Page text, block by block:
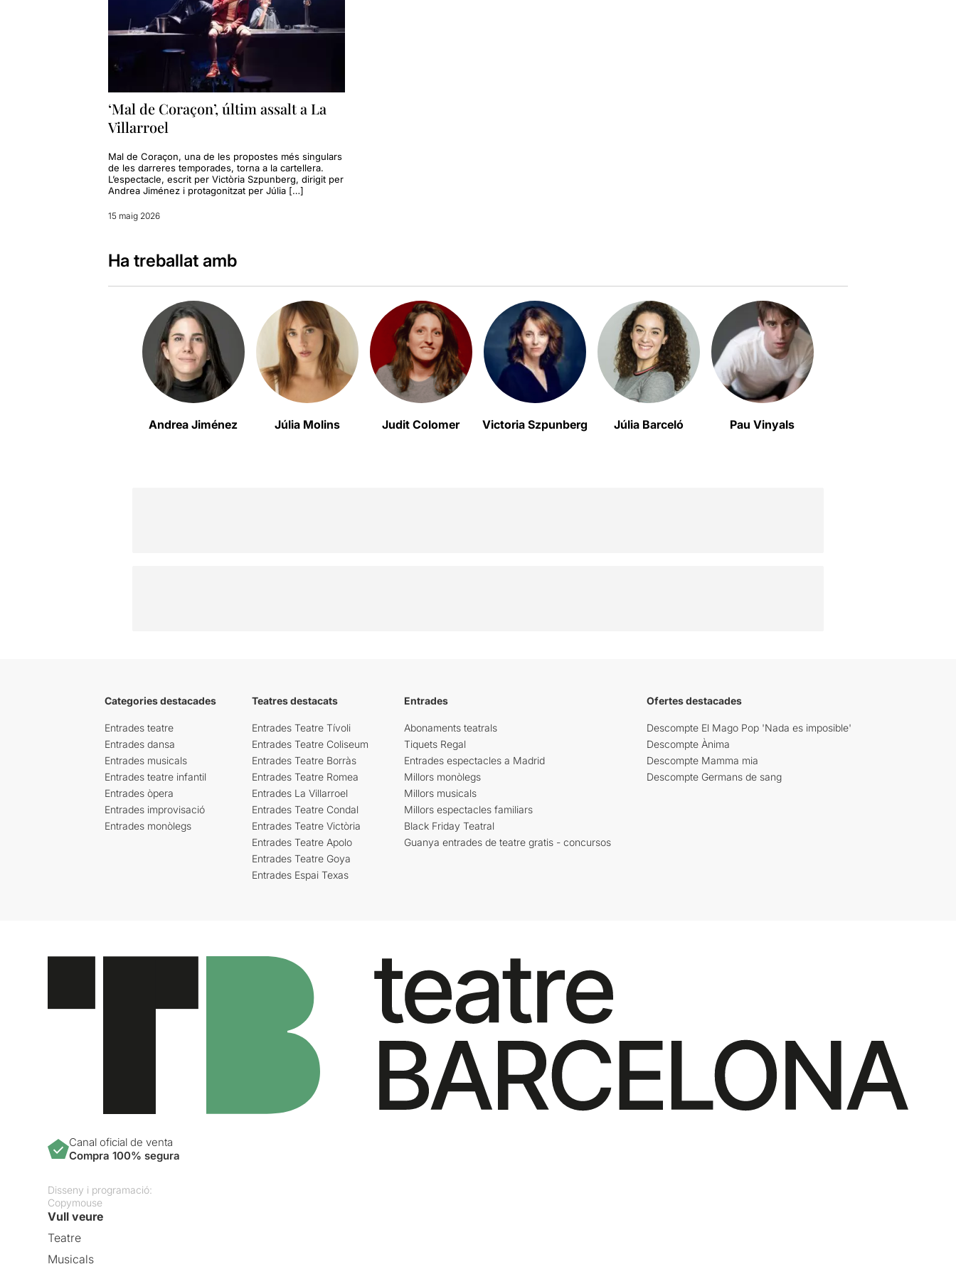
‘Mal de Coraçon’, últim assalt a La
Villarroel
Mal de Coraçon, una de les propostes més singulars
de les darreres temporades, torna a la cartellera.
L’espectacle, escrit per Victòria Szpunberg, dirigit per
Andrea Jiménez i protagonitzat per Júlia […]
15 maig 2026
Ha treballat amb
Andrea Jiménez Júlia Molins Judit Colomer Victoria Szpunberg Júlia Barceló Pau Vinyals
Categories destacades
Entrades teatre
Entrades dansa
Entrades musicals
Entrades teatre infantil
Entrades òpera
Entrades improvisació
Entrades monòlegs
Teatres destacats
Entrades Teatre Tívoli
Entrades Teatre Coliseum
Entrades Teatre Borràs
Entrades Teatre Romea
Entrades La Villarroel
Entrades Teatre Condal
Entrades Teatre Victòria
Entrades Teatre Apolo
Entrades Teatre Goya
Entrades Espai Texas
Entrades
Abonaments teatrals
Tiquets Regal
Entrades espectacles a Madrid
Millors monòlegs
Millors musicals
Millors espectacles familiars
Black Friday Teatral
Guanya entrades de teatre gratis - concursos
Ofertes destacades
Descompte El Mago Pop 'Nada es imposible'
Descompte Ànima
Descompte Mamma mia
Descompte Germans de sang
Canal oficial de venta
Compra 100% segura
Disseny i programació:
Copymouse
Vull veure
Teatre
Musicals